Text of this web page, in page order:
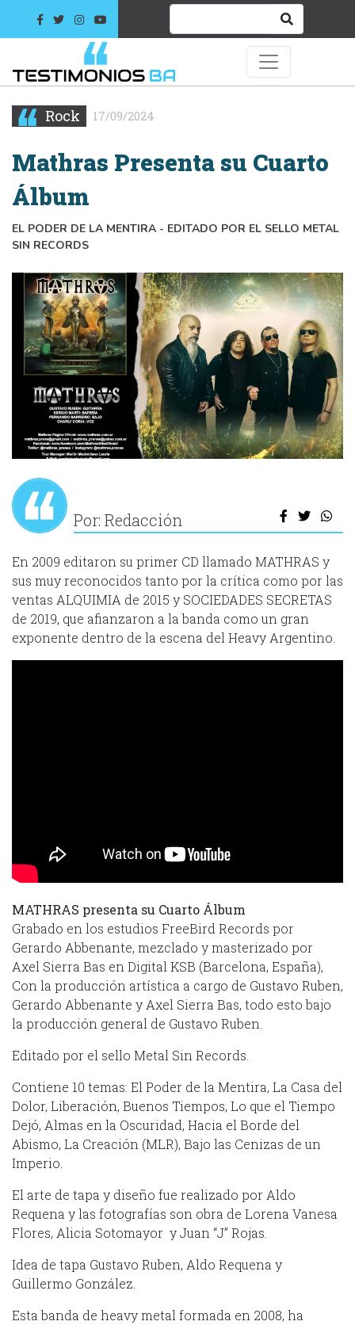
Rock 17/09/2024
Mathras Presenta su Cuarto
Álbum
EL PODER DE LA MENTIRA - EDITADO POR EL SELLO METAL
SIN RECORDS
Por: Redacción
En 2009 editaron su primer CD llamado MATHRAS y
sus muy reconocidos tanto por la crítica como por las
ventas ALQUIMIA de 2015 y SOCIEDADES SECRETAS
de 2019, que afianzaron a la banda como un gran
exponente dentro de la escena del Heavy Argentino.
MATHRAS presenta su Cuarto Álbum
Grabado en los estudios FreeBird Records por
Gerardo Abbenante, mezclado y masterizado por
Axel Sierra Bas en Digital KSB (Barcelona, España),
Con la producción artística a cargo de Gustavo Ruben,
Gerardo Abbenante y Axel Sierra Bas, todo esto bajo
la producción general de Gustavo Ruben.
Editado por el sello Metal Sin Records.
Contiene 10 temas: El Poder de la Mentira, La Casa del
Dolor, Liberación, Buenos Tiempos, Lo que el Tiempo
Dejó, Almas en la Oscuridad, Hacia el Borde del
Abismo, La Creación (MLR), Bajo las Cenizas de un
Imperio.
El arte de tapa y diseño fue realizado por Aldo
Requena y las fotografías son obra de Lorena Vanesa
Flores, Alicia Sotomayor y Juan “J” Rojas.
Idea de tapa Gustavo Ruben, Aldo Requena y
Guillermo González.
Esta banda de heavy metal formada en 2008, ha